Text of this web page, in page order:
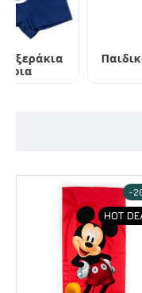
Παιδικά
HOT
-